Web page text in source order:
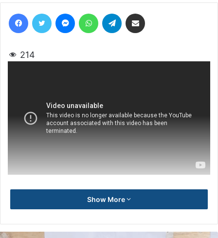
214
Show More